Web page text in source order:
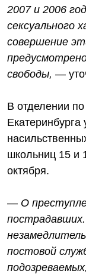
2007 и 2006
сексуального
совершение
свободы, —
В отделении
школьниц 15 и
октября.
— О
постовой
подозреваемых,